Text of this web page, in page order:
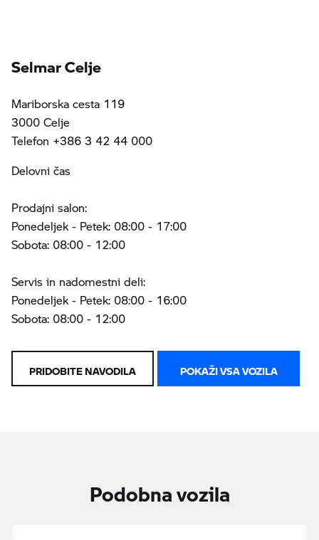
Selmar Celje
Mariborska cesta 119
3000 Celje
Telefon +386 3 42 44 000
Delovni čas
Prodajni salon:
Ponedeljek - Petek: 08:00 - 17:00
Sobota: 08:00 - 12:00
Servis in nadomestni deli:
Ponedeljek - Petek: 08:00 - 16:00
Sobota: 08:00 - 12:00
PRIDOBITE NAVODILA POKAŽI VSA VOZILA
Podobna vozila